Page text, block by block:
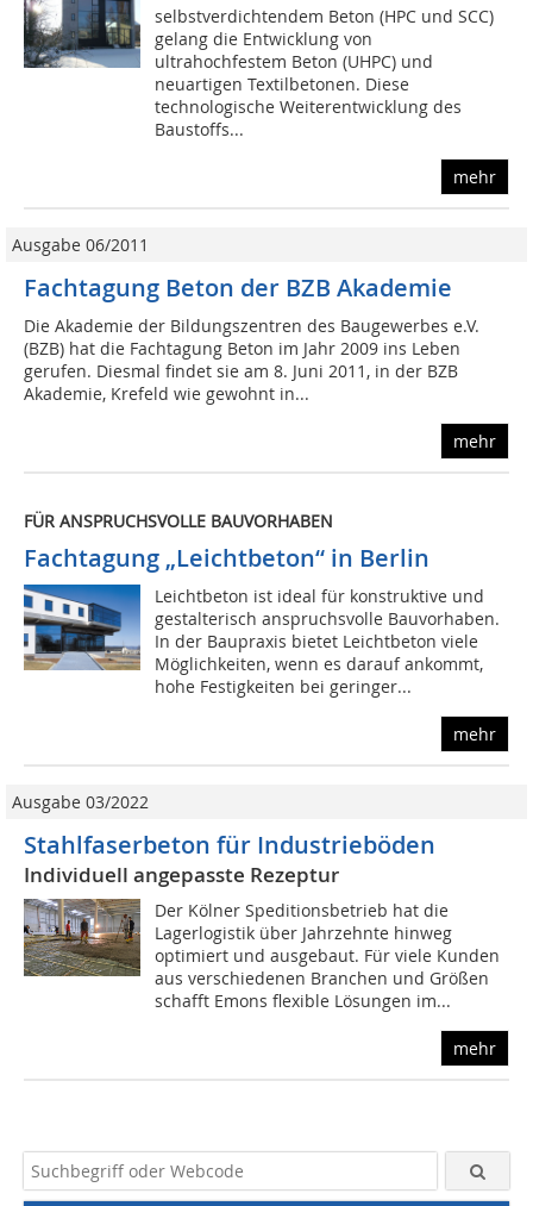
selbstverdichtendem Beton (HPC und SCC)
gelang die Entwicklung von
ultrahochfestem Beton (UHPC) und
neuartigen Textilbetonen. Diese
technologische Weiterentwicklung des
Baustoffs...
mehr
Ausgabe 06/2011
Fachtagung Beton der BZB Akademie
Die Akademie der Bildungszentren des Baugewerbes e.V.
(BZB) hat die Fachtagung Beton im Jahr 2009 ins Leben
gerufen. Diesmal findet sie am 8. Juni 2011, in der BZB
Akademie, Krefeld wie gewohnt in...
mehr
FÜR ANSPRUCHSVOLLE BAUVORHABEN
Fachtagung „Leichtbeton“ in Berlin
Leichtbeton ist ideal für konstruktive und
gestalterisch anspruchsvolle Bauvorhaben.
In der Baupraxis bietet Leichtbeton viele
Möglichkeiten, wenn es darauf ankommt,
hohe Festigkeiten bei geringer...
mehr
Ausgabe 03/2022
Stahlfaserbeton für Industrieböden
Individuell angepasste Rezeptur
Der Kölner Speditionsbetrieb hat die
Lagerlogistik über Jahrzehnte hinweg
optimiert und ausgebaut. Für viele Kunden
aus verschiedenen Branchen und Größen
schafft Emons flexible Lösungen im...
mehr